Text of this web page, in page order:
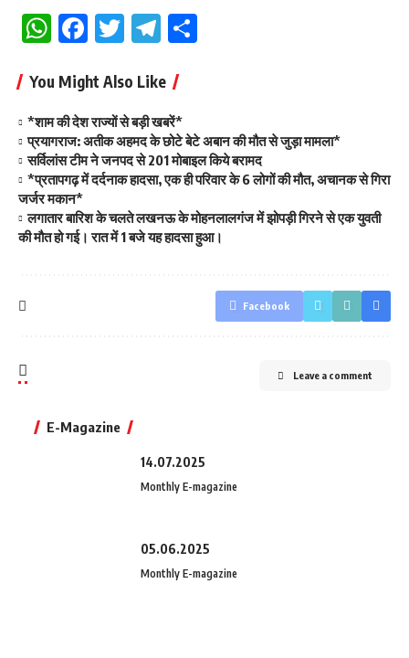
WhatsApp
Facebook
TwitterTelegram
You Might Also Like
*शाम की देश राज्यों से बड़ी खबरें*
प्रयागराज: अतीक अहमद के छोटे बेटे अबान की मौत से जुड़ा मामला*
सर्विलांस टीम ने जनपद से 201 मोबाइल किये बरामद
*प्रतापगढ़ में दर्दनाक हादसा, एक ही परिवार के 6 लोगों की मौत, अचानक से गिरा
जर्जर मकान*
लगातार बारिश के चलते लखनऊ के मोहनलालगंज में झोपड़ी गिरने से एक युवती
की मौत हो गई। रात में 1 बजे यह हादसा हुआ।
Facebook
Leave a comment
E-Magazine
14.07.2025
Monthly E-magazine
05.06.2025
Monthly E-magazine